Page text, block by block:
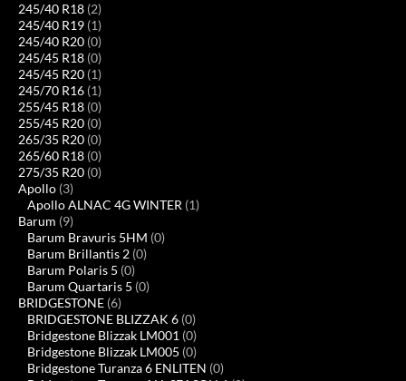
245/40 R18 (2)
245/40 R19 (1)
245/40 R20 (0)
245/45 R18 (0)
245/45 R20 (1)
245/70 R16 (1)
255/45 R18 (0)
255/45 R20 (0)
265/35 R20 (0)
265/60 R18 (0)
275/35 R20 (0)
Apollo (3)
Apollo ALNAC 4G WINTER (1)
Barum (9)
Barum Bravuris 5HM (0)
Barum Brillantis 2 (0)
Barum Polaris 5 (0)
Barum Quartaris 5 (0)
BRIDGESTONE (6)
BRIDGESTONE BLIZZAK 6 (0)
Bridgestone Blizzak LM001 (0)
Bridgestone Blizzak LM005 (0)
Bridgestone Turanza 6 ENLITEN (0)